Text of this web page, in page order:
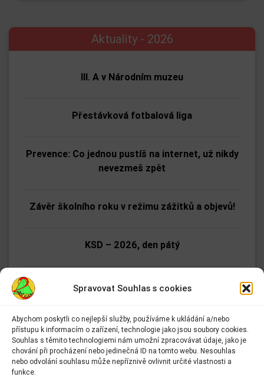
Spravovat Souhlas s cookies
Abychom poskytli co nejlepší služby, používáme k ukládání a/nebo
přístupu k informacím o zařízení, technologie jako jsou soubory cookies.
Souhlas s těmito technologiemi nám umožní zpracovávat údaje, jako je
chování při procházení nebo jedinečná ID na tomto webu. Nesouhlas
nebo odvolání souhlasu může nepříznivě ovlivnit určité vlastnosti a
funkce.
Aktuality - 2026
III. A v Národním muzeu
Přestávková fotbalová liga
Prevence: Co jednou pustíš na internet, už nikdy
nevezmeš zpět
Závěr školního roku v režimu zážitků a objevů!
KSD – 2026, den pátý
KSD – 2026, den čtvrtý
KSD – 2026, den třetí
KSD – 2026, den druhý
Adresa:
Základní škola Kolín II.
Kmochova 943